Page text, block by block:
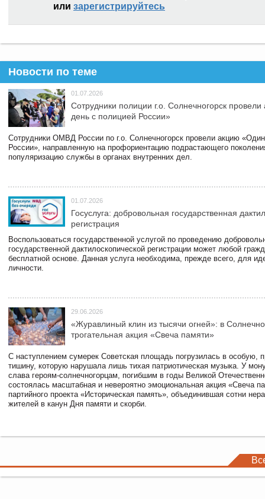
или зарегистрируйтесь
Новости по теме
01.07.2026
Сотрудники полиции г.о. Солнечногорск
день с полицией России»
Сотрудники ОМВД России по г.о. Солнечногорск провели акцию
России», направленную на профориентацию подрастающего
популяризацию службы в органах внутренних дел.
01.07.2026
Госуслуга: добровольная государственная
регистрация
Воспользоваться государственной услугой по проведению
государственной дактилоскопической регистрации может любой
бесплатной основе. Данная услуга необходима, прежде всего, для
личности.
29.06.2026
«Журавлиный клин из тысячи огней»: в
трогательная акция «Свеча памяти»
С наступлением сумерек Советская площадь погрузилась в особую,
тишину, которую нарушала лишь тихая патриотическая музыка. У
слава героям-солнечногорцам, погибшим в годы Великой
состоялась масштабная и невероятно эмоциональная акция «Свеча
партийного проекта «Историческая память», объединившая сотни
жителей в канун Дня памяти и скорби.